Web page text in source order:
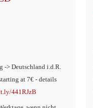
-> Deutschland i.d.R.
at 7€ - details
441RJzB